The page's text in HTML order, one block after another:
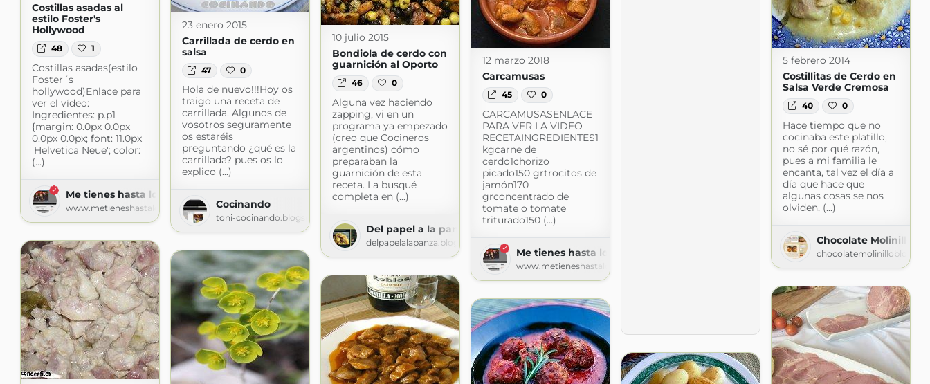
Costillas asadas al
estilo Foster's
Hollywood
48 1
Costillas asadas(estilo
Foster´s
hollywood)Enlace para
ver el vídeo:
Ingredientes: p.p1
{margin: 0.0px 0.0px
0.0px 0.0px; font: 11.0px
'Helvetica Neue'; color:
(...)
Me tienes hasta los fogones
www.metieneshastalosfogones.com
23 enero 2015
Carrillada de cerdo en
salsa
47 0
Hola de nuevo!!!Hoy os
traigo una receta de
carrillada. Algunos de
vosotros seguramente
os estaréis
preguntando ¿qué es la
carrillada? pues os lo
explico (...)
Cocinando
toni-cocinando.blogspot.com
10 julio 2015
Bondiola de cerdo con
guarnición al Oporto
46 0
Alguna vez haciendo
zapping, vi en un
programa ya empezado
(creo que Cocineros
argentinos) cómo
preparaban la
guarnición de esta
receta. La busqué
completa en (...)
Del papel a la panza
delpapelalapanza.blogspot.com
12 marzo 2018
Carcamusas
45 0
CARCAMUSASENLACE
PARA VER LA VIDEO
RECETAINGREDIENTES1
kgcarne de
cerdo1chorizo
picado150 grtrocitos de
jamón170
grconcentrado de
tomate o tomate
triturado150 (...)
Me tienes hasta los fogones
www.metieneshastalosfogones.com
5 febrero 2014
Costillitas de Cerdo en
Salsa Verde Cremosa
40 0
Hace tiempo que no
cocinaba este platillo,
no sé por qué razón,
pues a mi familia le
encanta, tal vez el día a
día que hace que
algunas cosas se nos
olviden, (...)
Chocolate Molinillo